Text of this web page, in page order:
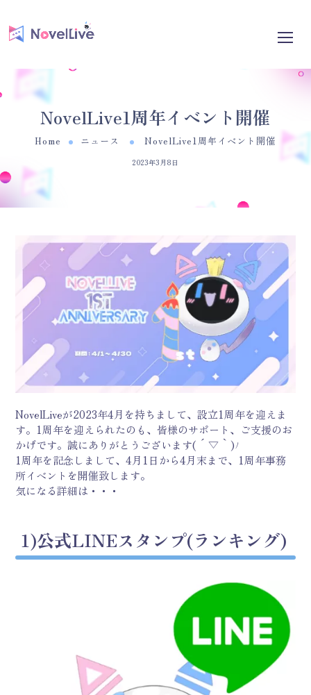
NovelLive1周年イベント開催
Home ニュース NovelLive1周年イベント開催
2023年3月8日
NovelLiveが2023年4月を持ちまして、設立1周年を迎えま
す。1周年を迎えられたのも、皆様のサポート、ご支援のお
かげです。誠にありがとうございます( ´ ▽ ` )ﾉ
1周年を記念しまして、4月1日から4月末まで、1周年事務
所イベントを開催致します。
気になる詳細は・・・
1)公式LINEスタンプ(ランキング)